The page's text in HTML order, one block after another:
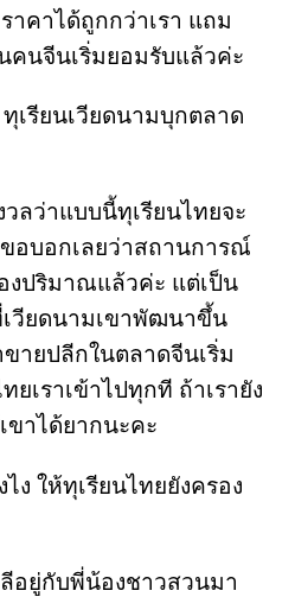
าคาได้ถูกกว่าเรา แถม
นจีนเริ่มยอมรับแล้วค่ะ
เรียนเวียดนามบุกตลาด
ลว่าแบบนี้ทุเรียนไทยจะ
อบอกเลยว่าสถานการณ์
งปริมาณแล้วค่ะ แต่เป็น
เวียดนามเขาพัฒนาขึ้น
ขายปลีกในตลาดจีนเริ่ม
ยเราเข้าไปทุกที ถ้าเรายัง
ขาได้ยากนะคะ
ง ให้ทุเรียนไทยยังครอง
อยู่กับพี่น้องชาวสวนมา